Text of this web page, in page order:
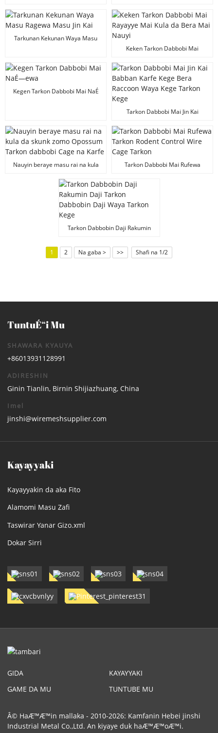
Raccoon Waya Tarkon Cage
Tarkunan Kekunan Waya Masu
Keken Tarkon Dabbobi Mai
Nauyi
Kegen Tarkon Dabbobi Mai NaÉ
Tarkon Dabbobi Mai Jin Kai
Waya Kege Tarkon Kege
Nauyin beraye masu rai na kula
dabbobi Cage na Karfe
Tarkon Dabbobi Mai Rufewa
Tarkon Dabbobin Daji Rakumin
Tarkon Kege
1
2 Na gaba > >> Shafi na 1/2
TuntuÉ“i Mu
SHAWARA KYAUYA
+86013931128991
ADIRESHIN
Ginin Tianlin, Birnin Shijiazhuang, China
Imel
jinshi@wiremeshsupplier.com
Kayayyaki
Kayayyakin da aka Fito
Alamomi Masu Zafi
Taswirar Yanar Gizo.xml
Dokar Sirri
GIDA
KAYAYYAKI
GAME DA MU
TUNTUBE MU
Â© HaÆ™Æ™in mallaka - 2010-2026: Kamfanin Hebei jinshi
Industrial Metal Co.,Ltd. An kiyaye duk haÆ™Æ™oÆ™i.